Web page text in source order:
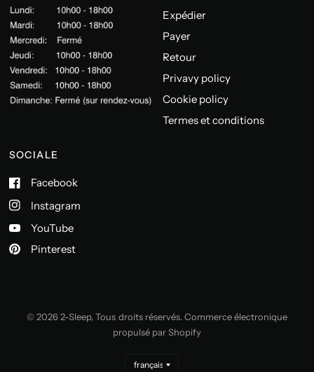
Expédier
Payer
Retour
Privavy policy
Cookie policy
Termes et conditions
SOCIALE
Facebook
Instagram
YouTube
Pinterest
© 2026 2-Sleep, Tous droits réservés. Commerce électronique
propulsé par Shopify